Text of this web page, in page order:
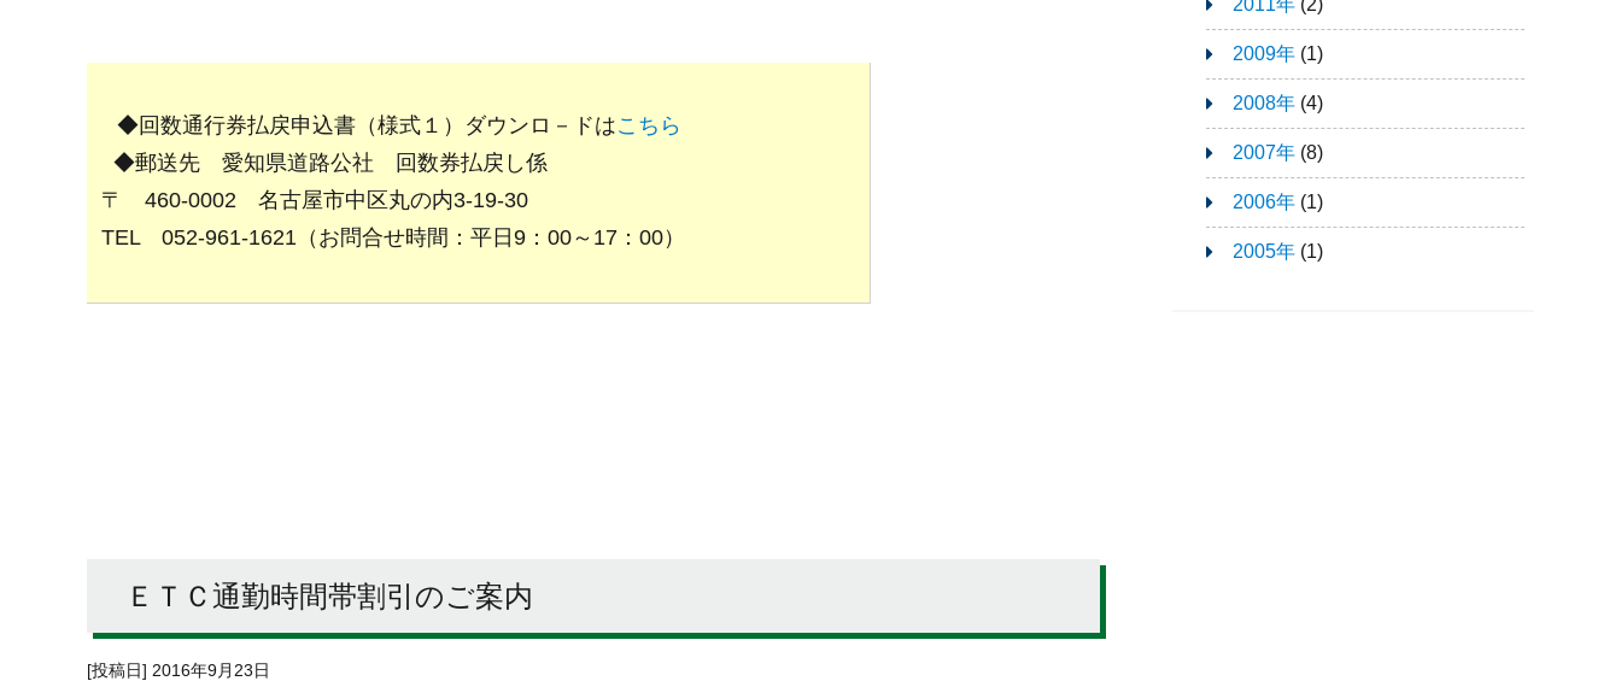
◆回数通行券払戻申込書（様式１）ダウンロ－ドはこちら
◆郵送先 愛知県道路公社 回数券払戻し係
〒 460-0002 名古屋市中区丸の内3-19-30
TEL 052-961-1621（お問合せ時間：平日9：00～17：00）
ＥＴＣ通勤時間帯割引のご案内
[投稿日] 2016年9月23日
2011年 (2)
2009年 (1)
2008年 (4)
2007年 (8)
2006年 (1)
2005年 (1)